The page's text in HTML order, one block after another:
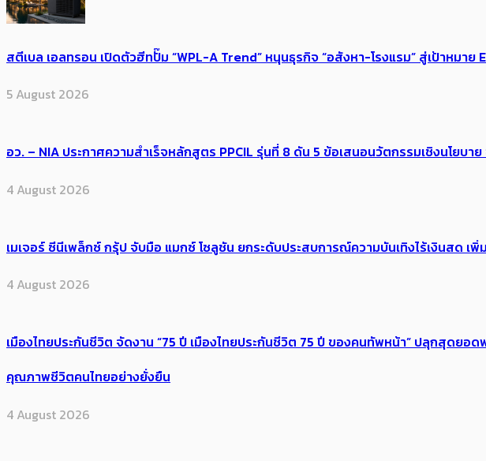
สตีเบล เอลทรอน เปิดตัวฮีทปั๊ม “WPL-A Trend” หนุนธุรกิจ “อสังหา-โรงแรม” สู่เป้าหมา
5 August 2026
อว. – NIA ประกาศความสำเร็จหลักสูตร PPCIL รุ่นที่ 8 ดัน 5 ข้อเสนอนวัตกรรมเชิงนโย
4 August 2026
เมเจอร์ ซีนีเพล็กซ์ กรุ้ป จับมือ แมกซ์ โซลูชัน ยกระดับประสบการณ์ความบันเทิงไร้เงินสด
4 August 2026
เมืองไทยประกันชีวิต จัดงาน “75 ปี เมืองไทยประกันชีวิต 75 ปี ของคนทัพหน้า” ปลุกสุดย
คุณภาพชีวิตคนไทยอย่างยั่งยืน
4 August 2026